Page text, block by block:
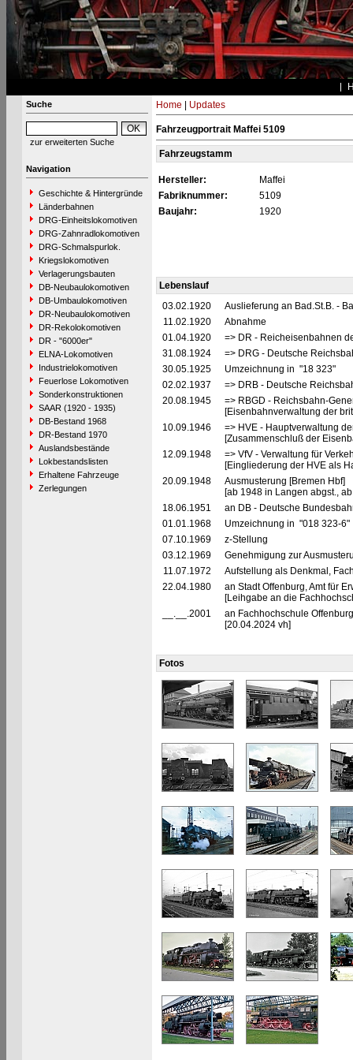
Suche
zur erweiterten Suche
Navigation
Geschichte & Hintergründe
Länderbahnen
DRG-Einheitslokomotiven
DRG-Zahnradlokomotiven
DRG-Schmalspurlok.
Kriegslokomotiven
Verlagerungsbauten
DB-Neubaulokomotiven
DB-Umbaulokomotiven
DR-Neubaulokomotiven
DR-Rekolokomotiven
DR - "6000er"
ELNA-Lokomotiven
Industrielokomotiven
Feuerlose Lokomotiven
Sonderkonstruktionen
SAAR (1920 - 1935)
DB-Bestand 1968
DR-Bestand 1970
Auslandsbestände
Lokbestandslisten
Erhaltene Fahrzeuge
Zerlegungen
Home Updates
Fahrzeugportrait Maffei 5109
Fahrzeugstamm
Hersteller:
Maffei
Fabriknummer:
5109
Baujahr:
1920
Lebenslauf
03.02.1920
Auslieferung an Bad.St.B. -
11.02.1920
Abnahme
01.04.1920
=> DR - Reicheisenbahnen
31.08.1924
=> DRG - Deutsche
30.05.1925
Umzeichnung in "18 323"
02.02.1937
=> DRB - Deutsche
20.08.1945
=> RBGD - Reichsbahn-
[Eisenbahnverwaltung der
10.09.1946
=> HVE - Hauptverwaltung
[Zusammenschluß der
12.09.1948
=> VfV - Verwaltung für
[Eingliederung der HVE als
20.09.1948
Ausmusterung [Bremen Hbf]
[ab 1948 in Langen abgst.,
18.06.1951
an DB - Deutsche
01.01.1968
Umzeichnung in "018 323-6"
07.10.1969
z-Stellung
03.12.1969
Genehmigung zur
11.07.1972
Aufstellung als Denkmal,
22.04.1980
an Stadt Offenburg, Amt für
[Leihgabe an die
__.__.2001
an Fachhochschule
[20.04.2024 vh]
Fotos